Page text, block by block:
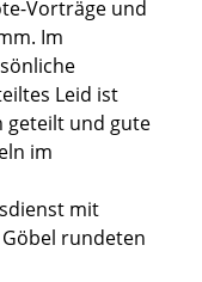
Vorträge und
Im
Leid ist
geteilt und gute
im
mit
rundeten